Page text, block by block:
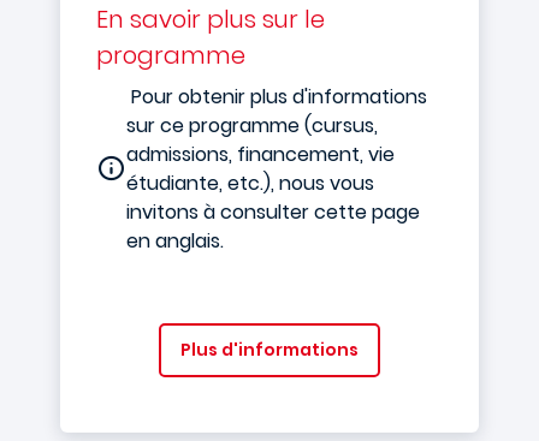
En savoir plus sur le
programme
Pour obtenir plus d'informations
sur ce programme (cursus,
admissions, financement, vie
étudiante, etc.), nous vous
invitons à consulter cette page
en anglais.
Plus d'informations